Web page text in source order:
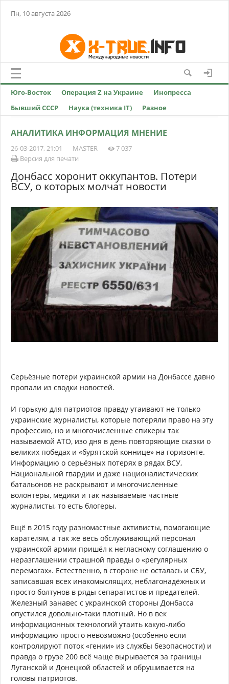
Пн, 10 августа 2026
Юго-Восток Операция Z на Украине
Инопресса
Бывший СССР
Наука (техника IT) Разное
АНАЛИТИКА ИНФОРМАЦИЯ МНЕНИЕ
26-03-2017, 21:01 MASTER
7 037
Версия для печати
Донбасс хоронит оккупантов. Потери
ВСУ, о которых молчат новости
Серьёзные потери украинской армии на Донбассе давно
пропали из сводки новостей.
И горькую для патриотов правду утаивают не только
украинские журналисты, которые потеряли право на эту
профессию, но и многочисленные спикеры так
называемой АТО, изо дня в день повторяющие сказки о
великих победах и «бурятской коннице» на горизонте.
Информацию о серьёзных потерях в рядах ВСУ,
Национальной гвардии и даже националистических
батальонов не раскрывают и многочисленные
волонтёры, медики и так называемые частные
журналисты, то есть блогеры.
Ещё в 2015 году разномастные активисты, помогающие
карателям, а так же весь обслуживающий персонал
украинской армии пришёл к негласному соглашению о
неразглашении страшной правды о «регулярных
перемогах». Естественно, в стороне не осталась и СБУ,
записавшая всех инакомыслящих, неблагонадёжных и
просто болтунов в ряды сепаратистов и предателей.
Железный занавес с украинской стороны Донбасса
опустился довольно-таки плотный. Но в век
информационных технологий утаить какую-либо
информацию просто невозможно (особенно если
контролируют поток «гении» из службы безопасности) и
правда о грузе 200 всё чаще вырывается за границы
Луганской и Донецкой областей и обрушивается на
головы патриотов.